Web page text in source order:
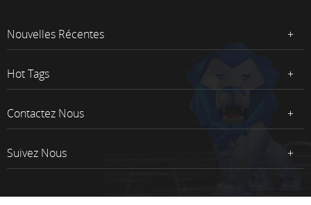
Nouvelles Récentes
Hot Tags
Contactez Nous
Suivez Nous